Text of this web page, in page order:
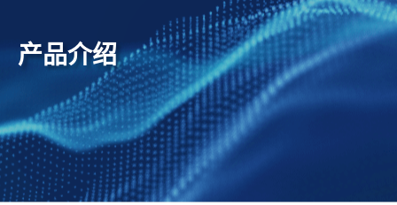
产品介绍